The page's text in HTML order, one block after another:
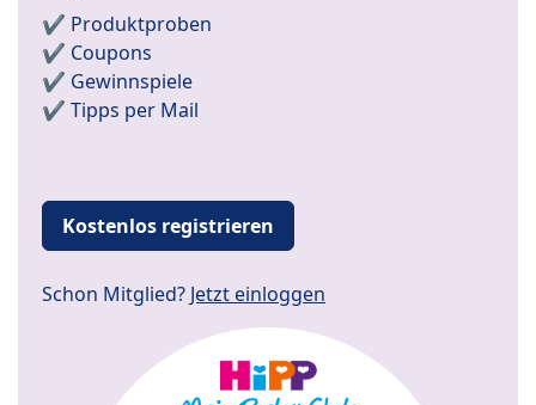
✔️ Produktproben
✔️ Coupons
✔️ Gewinnspiele
✔️ Tipps per Mail
Kostenlos registrieren
Schon Mitglied? Jetzt einloggen